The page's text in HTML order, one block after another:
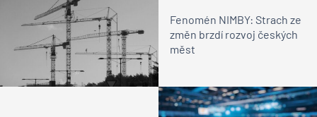
Fenomén NIMBY: Strach ze
změn brzdí rozvoj českých
měst